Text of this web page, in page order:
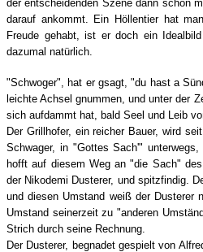
der entscheidenden Szene dann schon
darauf ankommt. Ein Höllentier hat
Freude gehabt, ist er doch ein
dazumal natürlich.
"Schwoger", hat er gsagt, "du hast a
leichte Achsel gnummen, und unter der
sich aufdammt hat, bald Seel und Leib
Der Grillhofer, ein reicher Bauer, wird
Schwager, in "Gottes Sach'"
hofft auf diesem Weg an "die Sach"
der Nikodemi Dusterer, und spitzfindig.
und diesen Umstand weiß der
Umstand seinerzeit zu "anderen
Strich durch seine Rechnung.
Der Dusterer, begnadet gespielt von